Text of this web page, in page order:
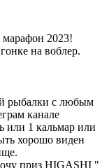
2023!
на воблер.
рыбалки с любым
канале
или 1 кальмар или
хорошо виден
приз HIGASHI "